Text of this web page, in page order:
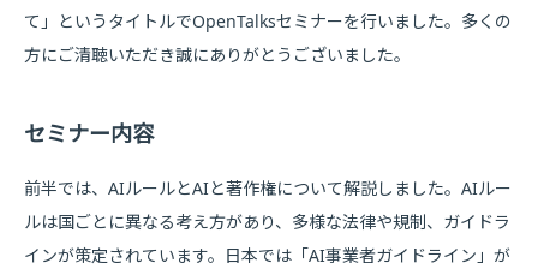
て」というタイトルでOpenTalksセミナーを行いました。多くの
方にご清聴いただき誠にありがとうございました。
セミナー内容
前半では、AIルールとAIと著作権について解説しました。AIルー
ルは国ごとに異なる考え方があり、多様な法律や規制、ガイドラ
インが策定されています。日本では「AI事業者ガイドライン」が